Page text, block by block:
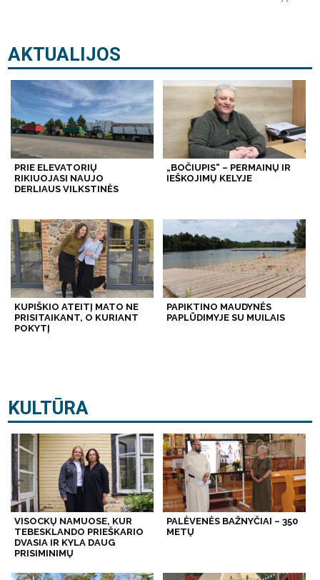
AKTUALIJOS
PRIE ELEVATORIŲ
RIKIUOJASI NAUJO
DERLIAUS VILKSTINĖS
„BOČIUPIS“ – PERMAINŲ IR
IEŠKOJIMŲ KELYJE
KUPIŠKIO ATEITĮ MATO NE
PRISITAIKANT, O KURIANT
POKYTĮ
PAPIKTINO MAUDYNĖS
PAPLŪDIMYJE SU MUILAIS
KULTŪRA
VISOCKŲ NAMUOSE, KUR
TEBESKLANDO PRIEŠKARIO
DVASIA IR KYLA DAUG
PRISIMINIMŲ
PALĖVENĖS BAŽNYČIAI – 350
METŲ